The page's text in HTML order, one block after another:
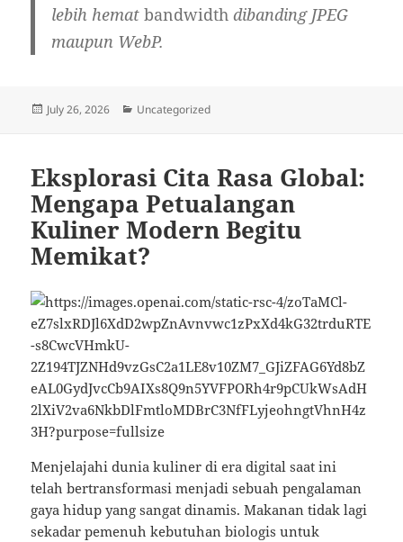
lebih hemat bandwidthdibanding JPEG
maupun WebP.
Posted
July 26, 2026 Categories
Uncategorized
Eksplorasi Cita Rasa Global:
Mengapa Petualangan
Kuliner Modern Begitu
Memikat?
Menjelajahi dunia kuliner di era digital saat ini
telah bertransformasi menjadi sebuah pengalaman
gaya hidup yang sangat dinamis. Makanan tidak lagi
sekadar pemenuh kebutuhan biologis untuk